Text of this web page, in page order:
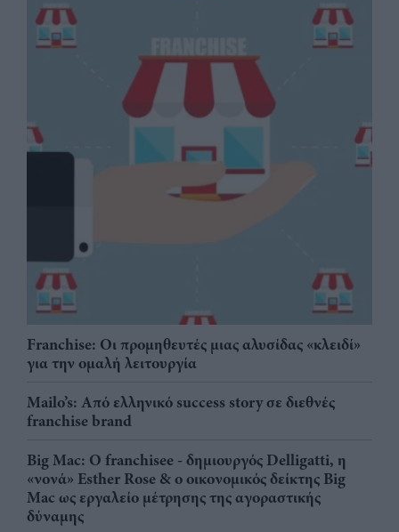
Franchise: Οι προμηθευτές μιας αλυσίδας «κλειδί»
για την ομαλή λειτουργία
Mailo’s: Από ελληνικό success story σε διεθνές
franchise brand
Big Mac: Ο franchisee - δημιουργός Delligatti, η
«νονά» Esther Rose & ο οικονομικός δείκτης Big
Mac ως εργαλείο μέτρησης της αγοραστικής
δύναμης